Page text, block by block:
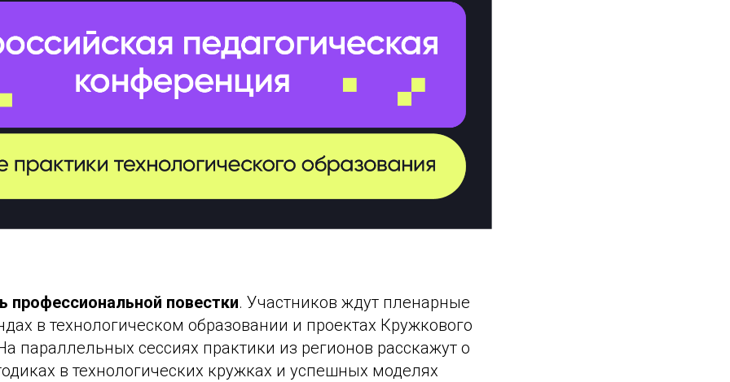
профессиональной повестки. Участников ждут пленарные
в технологическом образовании и проектах Кружкового
параллельных сессиях практики из регионов расскажут о
в технологических кружках и успешных моделях